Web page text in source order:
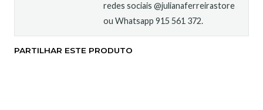
redes sociais @julianaferreirastore
ou Whatsapp 915 561 372.
PARTILHAR ESTE PRODUTO